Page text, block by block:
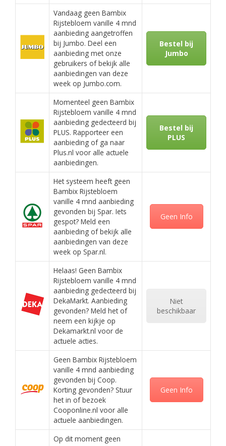
Vandaag geen Bambix
Rijstebloem vanille 4 mnd
aanbieding aangetroffen
bij Jumbo. Deel een
aanbieding met onze
gebruikers of bekijk alle
aanbiedingen van deze
week op Jumbo.com.
Bestel bij
Jumbo
Momenteel geen Bambix
Rijstebloem vanille 4 mnd
aanbieding gedecteerd bij
PLUS. Rapporteer een
aanbieding of ga naar
Plus.nl voor alle actuele
aanbiedingen.
Bestel bij
PLUS
Het systeem heeft geen
Bambix Rijstebloem
vanille 4 mnd aanbieding
gevonden bij Spar. Iets
gespot? Meld een
aanbieding of bekijk alle
aanbiedingen van deze
week op Spar.nl.
Geen Info
Helaas! Geen Bambix
Rijstebloem vanille 4 mnd
aanbieding gedecteerd bij
DekaMarkt. Aanbieding
gevonden? Meld het of
neem een kijkje op
Dekamarkt.nl voor de
actuele acties.
Niet
beschikbaar
Geen Bambix Rijstebloem
vanille 4 mnd aanbieding
gevonden bij Coop.
Korting gevonden? Stuur
het in of bezoek
Cooponline.nl voor alle
actuele aanbiedingen.
Geen Info
Op dit moment geen